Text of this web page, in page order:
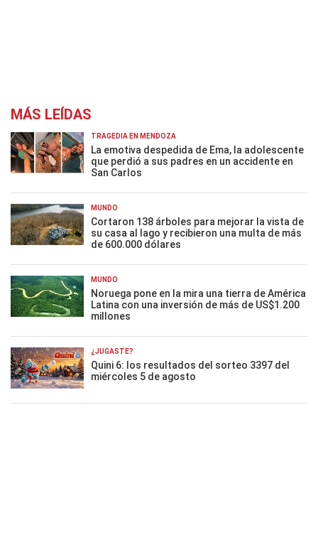
MÁS LEÍDAS
TRAGEDIA EN MENDOZA
La emotiva despedida de Ema, la adolescente
que perdió a sus padres en un accidente en
San Carlos
MUNDO
Cortaron 138 árboles para mejorar la vista de
su casa al lago y recibieron una multa de más
de 600.000 dólares
MUNDO
Noruega pone en la mira una tierra de América
Latina con una inversión de más de US$1.200
millones
¿JUGASTE?
Quini 6: los resultados del sorteo 3397 del
miércoles 5 de agosto